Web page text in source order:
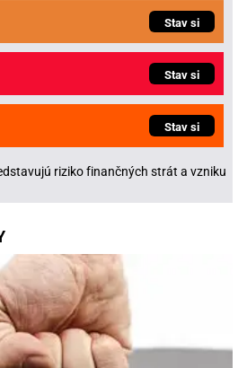
Stav si
Stav si
Stav si
riziko finančných strát a vzniku